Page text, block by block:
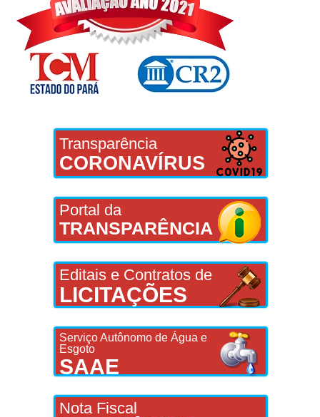
Transparência
CORONAVÍRUS
Portal da
TRANSPARÊNCIA
Editais e Contratos de
LICITAÇÕES
Serviço Autônomo de Água e
Esgoto
SAAE
Nota Fiscal